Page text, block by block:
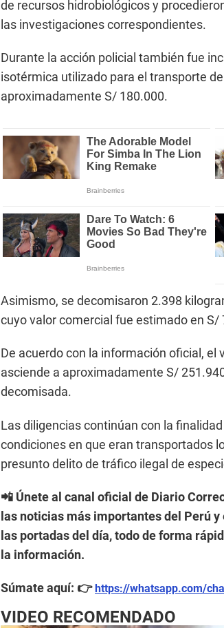
de recursos hidrobiológicos y
las investigaciones correspondientes.
Durante la acción policial también fue
isotérmica utilizado para el transporte
aproximadamente S/ 180.000.
Asimismo, se decomisaron 2.398
cuyo valor comercial fue estimado en S/
De acuerdo con la información oficial,
asciende a aproximadamente S/
decomisada.
Las diligencias continúan con la
condiciones en que eran transportados
presunto delito de tráfico ilegal de
📲 Únete al canal oficial de Diario
las noticias más importantes del Perú
las portadas del día, todo de forma
la información.
Súmate aquí: 👉 https://whatsapp.com/
VIDEO RECOMENDADO